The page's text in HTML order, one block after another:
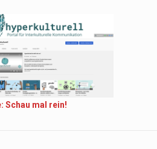
Schau mal rein!